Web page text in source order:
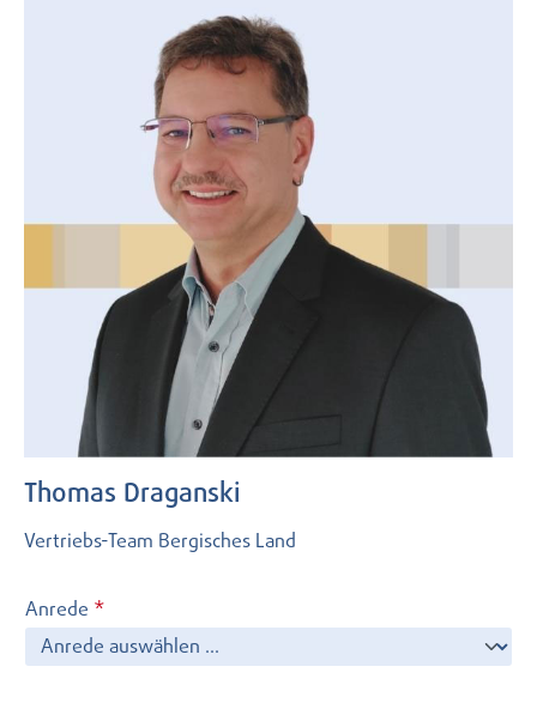
Thomas Draganski
Vertriebs-Team Bergisches Land
Anrede *